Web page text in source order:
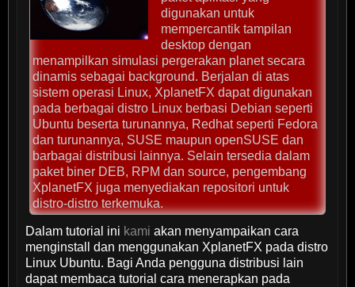
digunakan untuk
mempercantik tampilan
desktop dengan
menampilkan simulasi pergerakan planet secara
dinamis sebagai background. Berjalan di atas
sistem operasi Linux, XplanetFX dapat digunakan
pada berbagai distro Linux berbasi Debian seperti
Ubuntu beserta turunannya, Redhat seperti Fedora
dan turunannya, SUSE maupun openSUSE dan
barbagai distribusi lainnya. Selain tersedia dalam
paket biner DEB, RPM dan source, pengembang
XplanetFX juga menyediakan repositori untuk
distro-distro terkemuka.
Dalam tutorial ini kami akan menyampaikan cara
menginstall dan menggunakan XplanetFX pada distro
Linux Ubuntu. Bagi Anda pengguna distribusi lain
dapat membaca tutorial cara menerapkan pada